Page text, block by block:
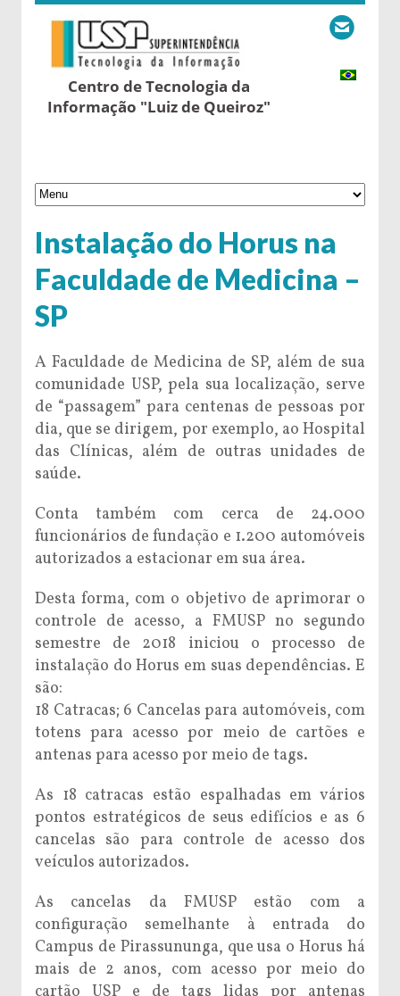
Centro de Tecnologia da
Informação "Luiz de Queiroz"
Instalação do Horus na
Faculdade de Medicina –
SP
A Faculdade de Medicina de SP, além de sua
comunidade USP, pela sua localização, serve
de “passagem” para centenas de pessoas por
dia, que se dirigem, por exemplo, ao Hospital
das Clínicas, além de outras unidades de
saúde.
Conta também com cerca de 24.000
funcionários de fundação e 1.200 automóveis
autorizados a estacionar em sua área.
Desta forma, com o objetivo de aprimorar o
controle de acesso, a FMUSP no segundo
semestre de 2018 iniciou o processo de
instalação do Horus em suas dependências. E
são:
18 Catracas; 6 Cancelas para automóveis, com
totens para acesso por meio de cartões e
antenas para acesso por meio de tags.
As 18 catracas estão espalhadas em vários
pontos estratégicos de seus edifícios e as 6
cancelas são para controle de acesso dos
veículos autorizados.
As cancelas da FMUSP estão com a
configuração semelhante à entrada do
Campus de Pirassununga, que usa o Horus há
mais de 2 anos, com acesso por meio do